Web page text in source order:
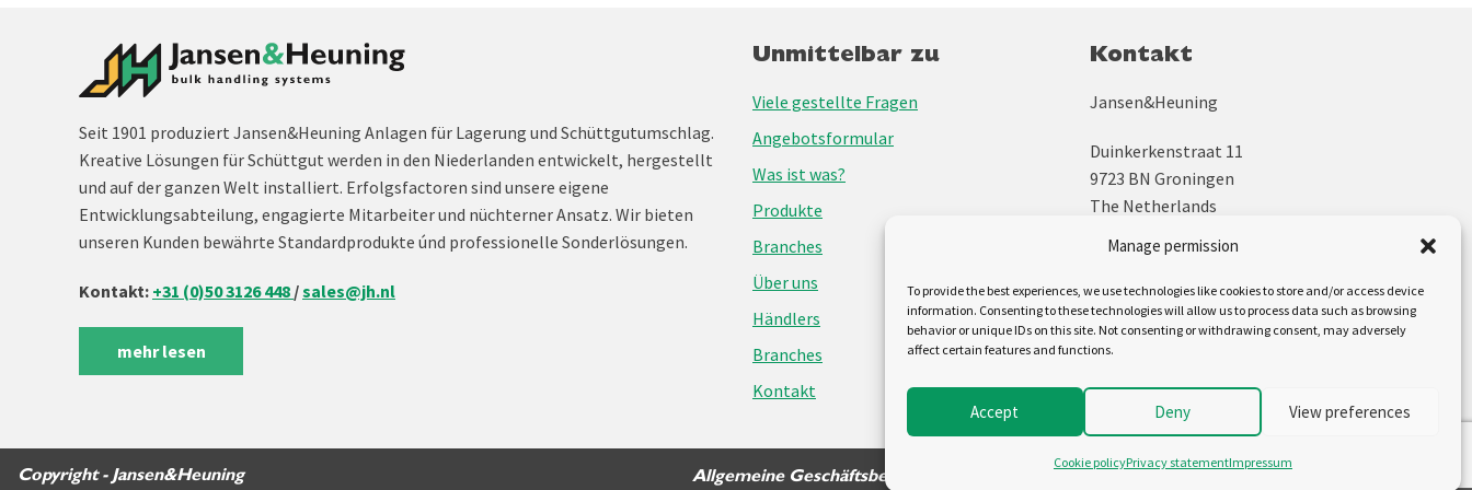
Manage permission
To provide the best experiences, we use technologies like cookies to store and/or access device
information. Consenting to these technologies will allow us to process data such as browsing
behavior or unique IDs on this site. Not consenting or withdrawing consent, may adversely
affect certain features and functions.
Accept Deny View preferences
Cookie policyPrivacy statementImpressum
Seit 1901 produziert Jansen&Heuning Anlagen für Lagerung und Schüttgutumschlag.
Kreative Lösungen für Schüttgut werden in den Niederlanden entwickelt, hergestellt
und auf der ganzen Welt installiert. Erfolgsfactoren sind unsere eigene
Entwicklungsabteilung, engagierte Mitarbeiter und nüchterner Ansatz. Wir bieten
unseren Kunden bewährte Standardprodukte únd professionelle Sonderlösungen.
Kontakt: +31 (0)50 3126 448 /sales@jh.nl
mehr lesen
Unmittelbar zu
Viele gestellte Fragen
Angebotsformular
Was ist was?
Produkte
Branches
Über uns
Händlers
Branches
Kontakt
Kontakt
Jansen&Heuning
Duinkerkenstraat 11
9723 BN Groningen
The Netherlands
+31 (0)50 312 64 48
sales@jh.nl
Uns folgen auf:
Copyright - Jansen&Heuning Allgemeine Geschäftsbedingungen